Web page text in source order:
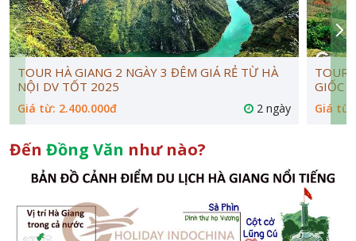
TOUR HÀ GIANG 2 NGÀY 3 ĐÊM GIÁ RẺ TỪ HÀ
NỘI DV TỐT 2025
Giá từ: 2.400.000đ 2 ngày
TOUR
GIỐC -
Giá từ:
Đến Đồng Văn như nào?